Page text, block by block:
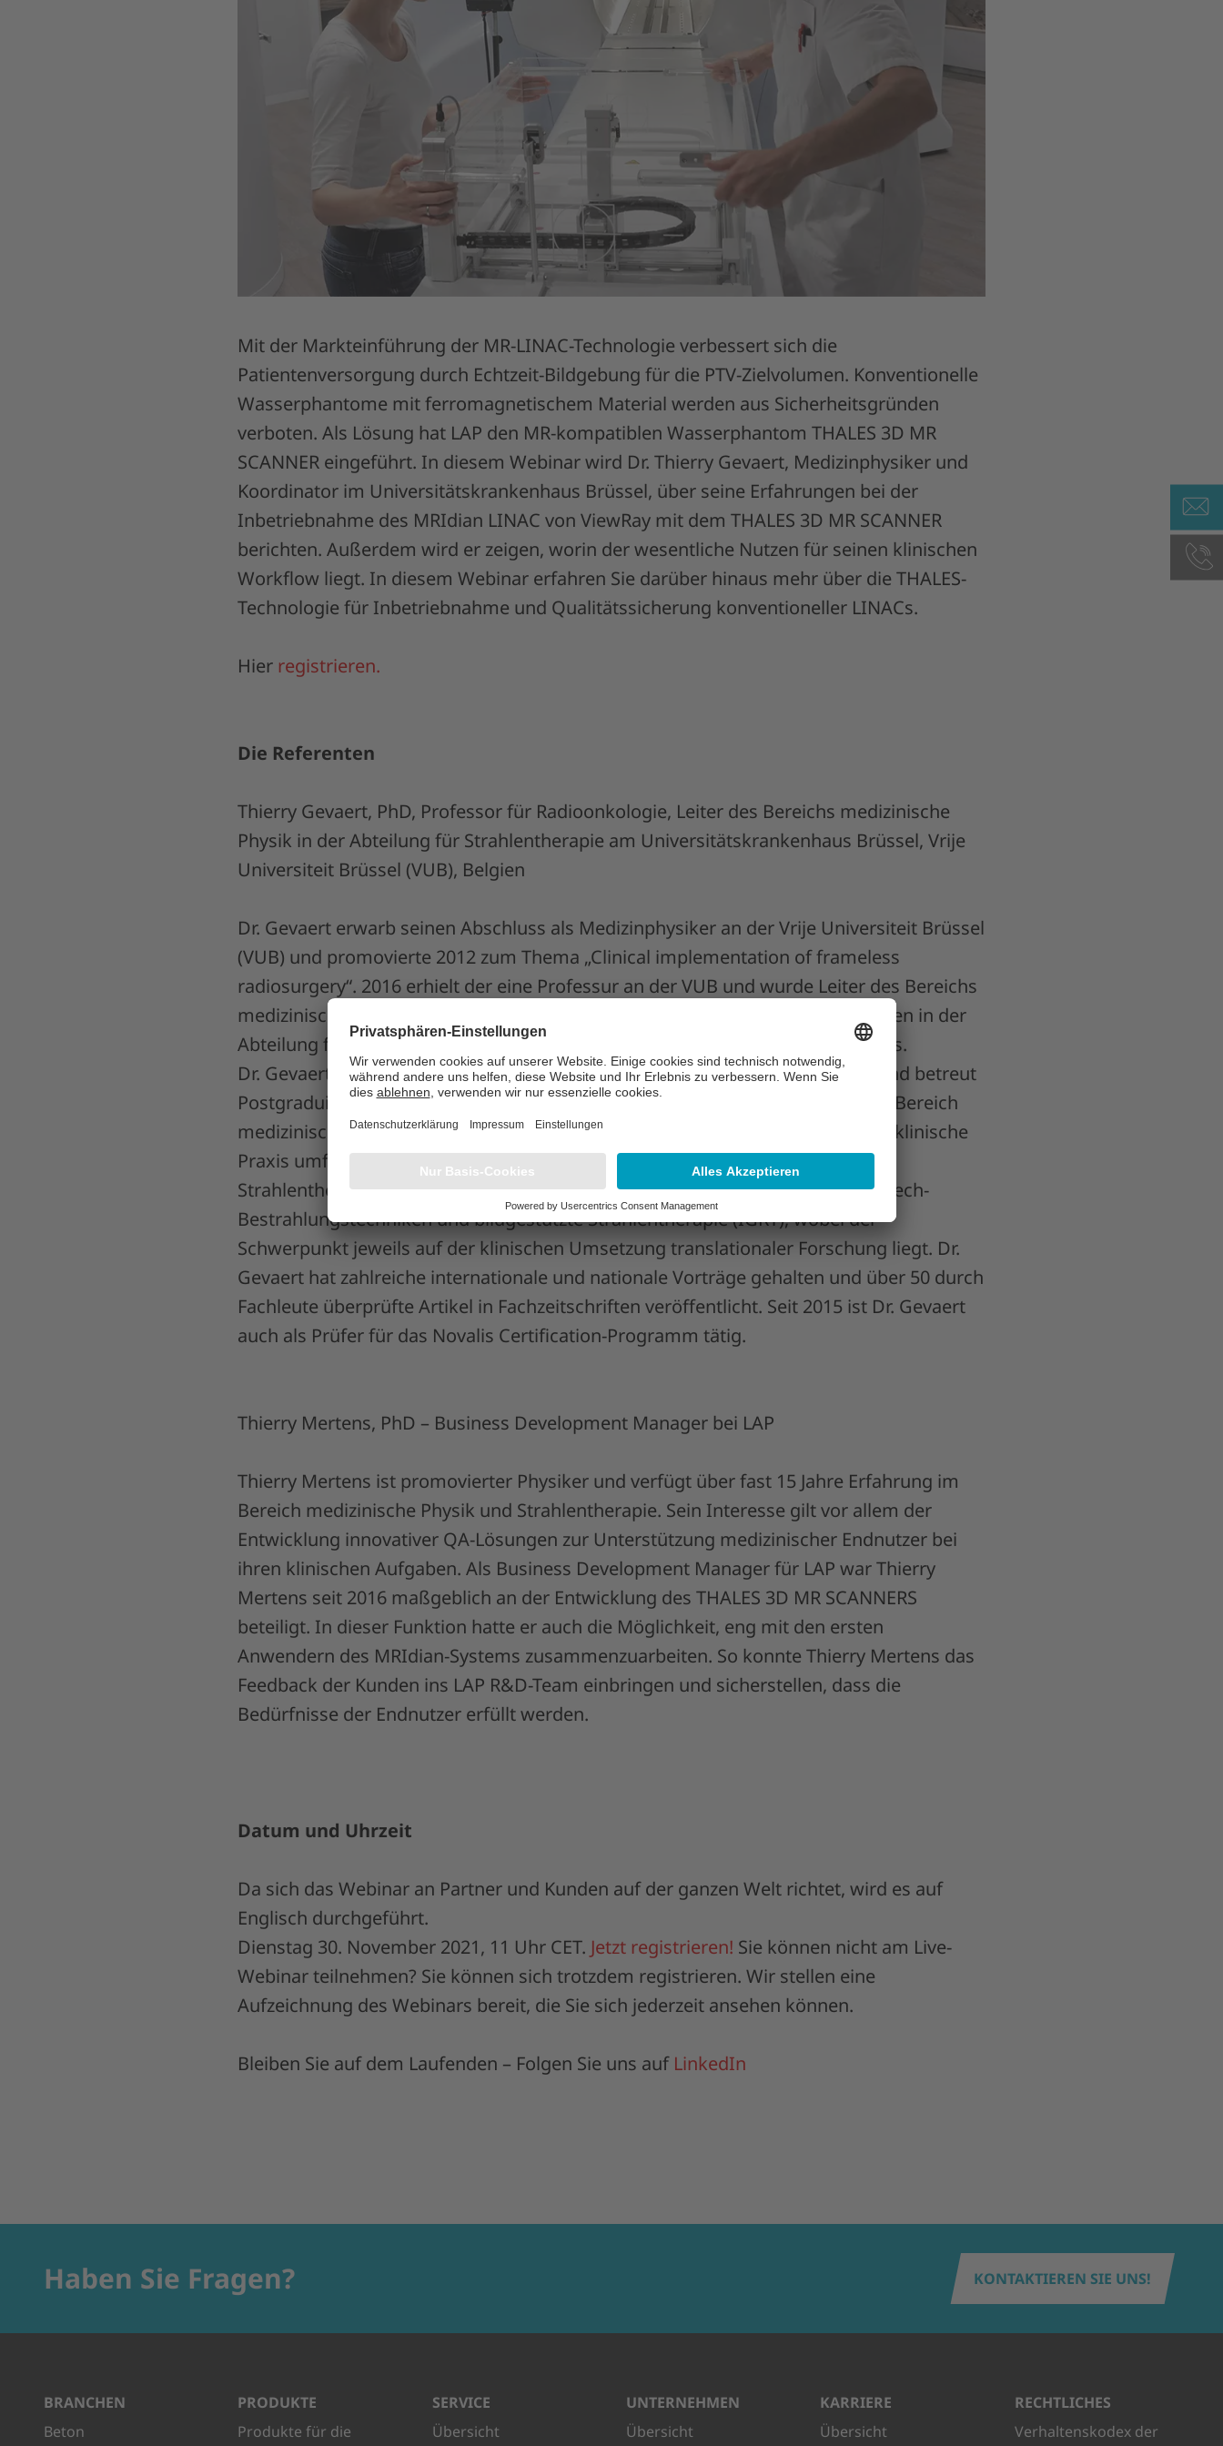
Mit der Markteinführung der MR-LINAC-Technologie verbessert sich die
Patientenversorgung durch Echtzeit-Bildgebung für die PTV-Zielvolumen. Konventionelle
Wasserphantome mit ferromagnetischem Material werden aus Sicherheitsgründen
verboten. Als Lösung hat LAP den MR-kompatiblen Wasserphantom THALES 3D MR
SCANNER eingeführt. In diesem Webinar wird Dr. Thierry Gevaert, Medizinphysiker und
Koordinator im Universitätskrankenhaus Brüssel, über seine Erfahrungen bei der
Inbetriebnahme des MRIdian LINAC von ViewRay mit dem THALES 3D MR SCANNER
berichten. Außerdem wird er zeigen, worin der wesentliche Nutzen für seinen klinischen
Workflow liegt. In diesem Webinar erfahren Sie darüber hinaus mehr über die THALES-
Technologie für Inbetriebnahme und Qualitätssicherung konventioneller LINACs.
Hier registrieren.
Die Referenten
Thierry Gevaert, PhD, Professor für Radioonkologie, Leiter des Bereichs medizinische
Physik in der Abteilung für Strahlentherapie am Universitätskrankenhaus Brüssel, Vrije
Universiteit Brüssel (VUB), Belgien
Dr. Gevaert erwarb seinen Abschluss als Medizinphysiker an der Vrije Universiteit Brüssel
(VUB) und promovierte 2012 zum Thema „Clinical implementation of frameless
radiosurgery“. 2016 erhielt der eine Professur an der VUB und wurde Leiter des Bereichs
medizinische Physik am Universitätskrankenhaus Brüssel (UZB). Seine Aufgaben in der
Abteilung für Strahlentherapie umfassen Forschung, Lehre und klinische Praxis.
Dr. Gevaert verfügt über eine Board-Zertifizierung für therapeutische Physik und betreut
Postgraduierte, Mediziner in der Facharztausbildung und Medizintechniker im Bereich
medizinische Physik. Dr. Gevaerts Interessen in den Bereichen Forschung und klinische
Praxis umfassen stereotaktische Radiochirurgie (SRS), stereotaktische Körper-
Strahlentherapie (SBRT), Bewegungsmanagement, die Entwicklung von High-Tech-
Bestrahlungstechniken und bildgestützte Strahlentherapie (IGRT), wobei der
Schwerpunkt jeweils auf der klinischen Umsetzung translationaler Forschung liegt. Dr.
Gevaert hat zahlreiche internationale und nationale Vorträge gehalten und über 50 durch
Fachleute überprüfte Artikel in Fachzeitschriften veröffentlicht. Seit 2015 ist Dr. Gevaert
auch als Prüfer für das Novalis Certification-Programm tätig.
Thierry Mertens, PhD – Business Development Manager bei LAP
Thierry Mertens ist promovierter Physiker und verfügt über fast 15 Jahre Erfahrung im
Bereich medizinische Physik und Strahlentherapie. Sein Interesse gilt vor allem der
Entwicklung innovativer QA-Lösungen zur Unterstützung medizinischer Endnutzer bei
ihren klinischen Aufgaben. Als Business Development Manager für LAP war Thierry
Mertens seit 2016 maßgeblich an der Entwicklung des THALES 3D MR SCANNERS
beteiligt. In dieser Funktion hatte er auch die Möglichkeit, eng mit den ersten
Anwendern des MRIdian-Systems zusammenzuarbeiten. So konnte Thierry Mertens das
Feedback der Kunden ins LAP R&D-Team einbringen und sicherstellen, dass die
Bedürfnisse der Endnutzer erfüllt werden.
Datum und Uhrzeit
Da sich das Webinar an Partner und Kunden auf der ganzen Welt richtet, wird es auf
Englisch durchgeführt.
Dienstag 30. November 2021, 11 Uhr CET. Jetzt registrieren! Sie können nicht am Live-
Webinar teilnehmen? Sie können sich trotzdem registrieren. Wir stellen eine
Aufzeichnung des Webinars bereit, die Sie sich jederzeit ansehen können.
Bleiben Sie auf dem Laufenden – Folgen Sie uns auf LinkedIn
Haben Sie Fragen? KONTAKTIEREN SIE UNS!
BRANCHEN
Beton
PRODUKTE
Produkte für die
SERVICE
Übersicht
UNTERNEHMEN
Übersicht
KARRIERE
Übersicht
RECHTLICHES
Verhaltenskodex der